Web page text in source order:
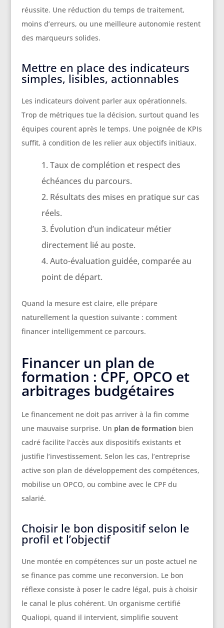
réussite. Une réduction du temps de traitement,
moins d’erreurs, ou une meilleure autonomie restent
des marqueurs solides.
Mettre en place des indicateurs
simples, lisibles, actionnables
Les indicateurs doivent parler aux opérationnels.
Trop de métriques tue la décision, surtout quand les
équipes courent après le temps. Une poignée de KPIs
suffit, à condition de les relier aux objectifs initiaux.
Taux de complétion et respect des
échéances du parcours.
Résultats des mises en pratique sur cas
réels.
Évolution d’un indicateur métier
directement lié au poste.
Auto-évaluation guidée, comparée au
point de départ.
Quand la mesure est claire, elle prépare
naturellement la question suivante : comment
financer intelligemment ce parcours.
Financer un plan de
formation : CPF, OPCO et
arbitrages budgétaires
Le financement ne doit pas arriver à la fin comme
une mauvaise surprise. Un plan de formationbien
cadré facilite l’accès aux dispositifs existants et
justifie l’investissement. Selon les cas, l’entreprise
active son plan de développement des compétences,
mobilise un OPCO, ou combine avec le CPF du
salarié.
Choisir le bon dispositif selon le
profil et l’objectif
Une montée en compétences sur un poste actuel ne
se finance pas comme une reconversion. Le bon
réflexe consiste à poser le cadre légal, puis à choisir
le canal le plus cohérent. Un organisme certifié
Qualiopi, quand il intervient, simplifie souvent